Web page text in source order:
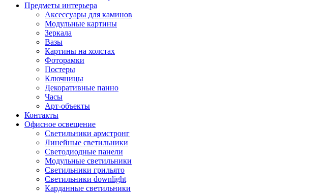
Предметы интерьера
Аксессуары для каминов
Модульные картины
Зеркала
Вазы
Картины на холстах
Фоторамки
Постеры
Ключницы
Декоративные панно
Часы
Арт-объекты
Контакты
Офисное освещение
Светильники армстронг
Линейные светильники
Светодиодные панели
Модульные светильники
Светильники грильято
Светильники downlight
Карданные светильники